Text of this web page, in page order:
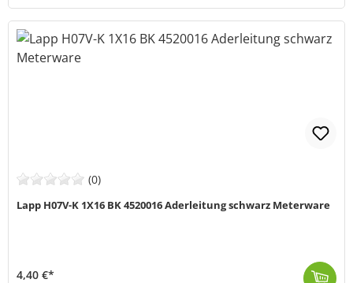
(0)
Lapp H07V-K 1X16 BK 4520016 Aderleitung schwarz Meterware
4,40 €*